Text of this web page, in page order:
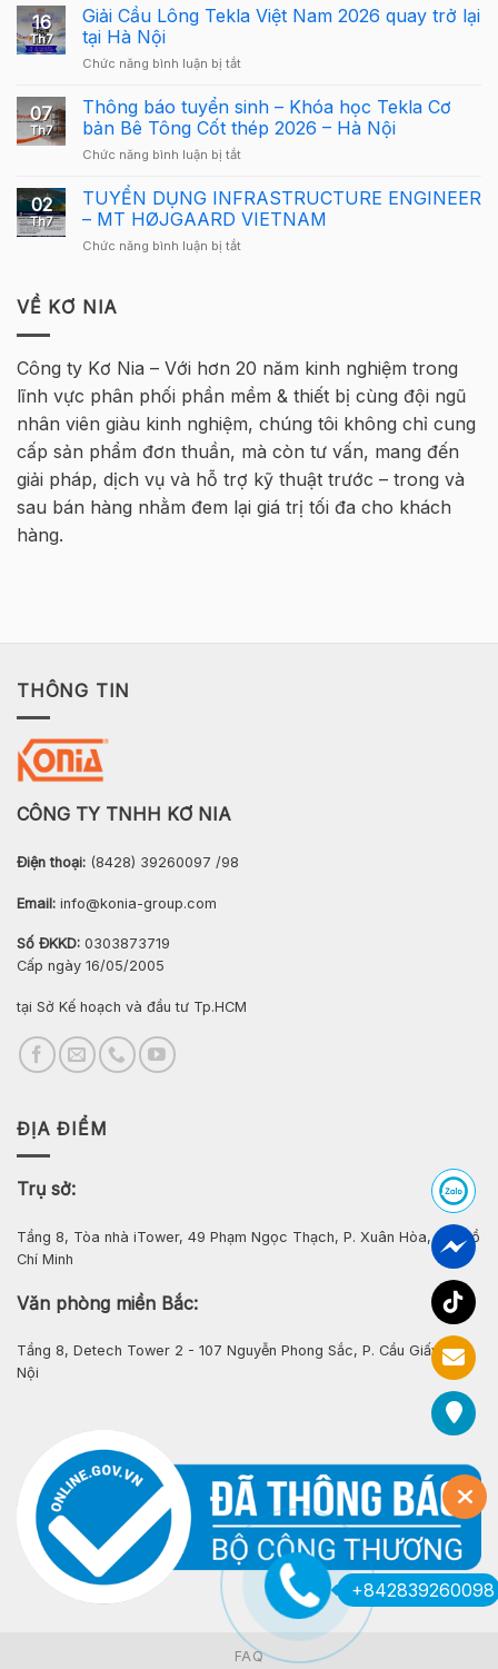
dẫn
Tekla
cho
người
Bố
Giải
Giải
Cầu
Lông
Tekla
Nam
2026
Hà
16
Th7
Giải Cầu Lông Tekla Việt Nam 2026 quay trở lại
tại Hà Nội
Chức năng bình luận bị tắtở
Cầu
Lông
Tekla
Việt
2026
quay
lại
07
Th7
Thông báo tuyển sinh – Khóa học Tekla Cơ
bản Bê Tông Cốt thép 2026 – Hà Nội
Chức năng bình luận bị tắtở
báo
tuyển
sinh
–
Bê
Cốt
thép
2026
–
Hà
Nội
02
Th7
TUYỂN DỤNG INFRASTRUCTURE ENGINEER
– MT HØJGAARD VIETNAM
Chức năng bình luận bị tắtở
MT
HØJGAARD
VIETNAM
VỀ KƠ NIA
Công ty Kơ Nia – Với hơn 20 năm kinh nghiệm trong
lĩnh vực phân phối phần mềm & thiết bị cùng đội ngũ
nhân viên giàu kinh nghiệm, chúng tôi không chỉ cung
cấp sản phẩm đơn thuần, mà còn tư vấn, mang đến
giải pháp, dịch vụ và hỗ trợ kỹ thuật trước – trong và
sau bán hàng nhằm đem lại giá trị tối đa cho khách
hàng.
THÔNG TIN
CÔNG TY TNHH KƠ NIA
Điện thoại: (8428) 39260097 /98
Email: info@konia-group.com
Số ĐKKD: 0303873719
Cấp ngày 16/05/2005
tại Sở Kế hoạch và đầu tư Tp.HCM
ĐỊA ĐIỂM
Trụ sở:
Tầng 8, Tòa nhà iTower, 49 Phạm Ngọc Thạch, P. Xuân Hòa, Tp. Hồ
Chí Minh
Văn phòng miền Bắc:
Tầng 8, Detech Tower 2 - 107 Nguyễn Phong Sắc, P. Cầu Giấy, Hà
Nội
FAQ
+842839260098